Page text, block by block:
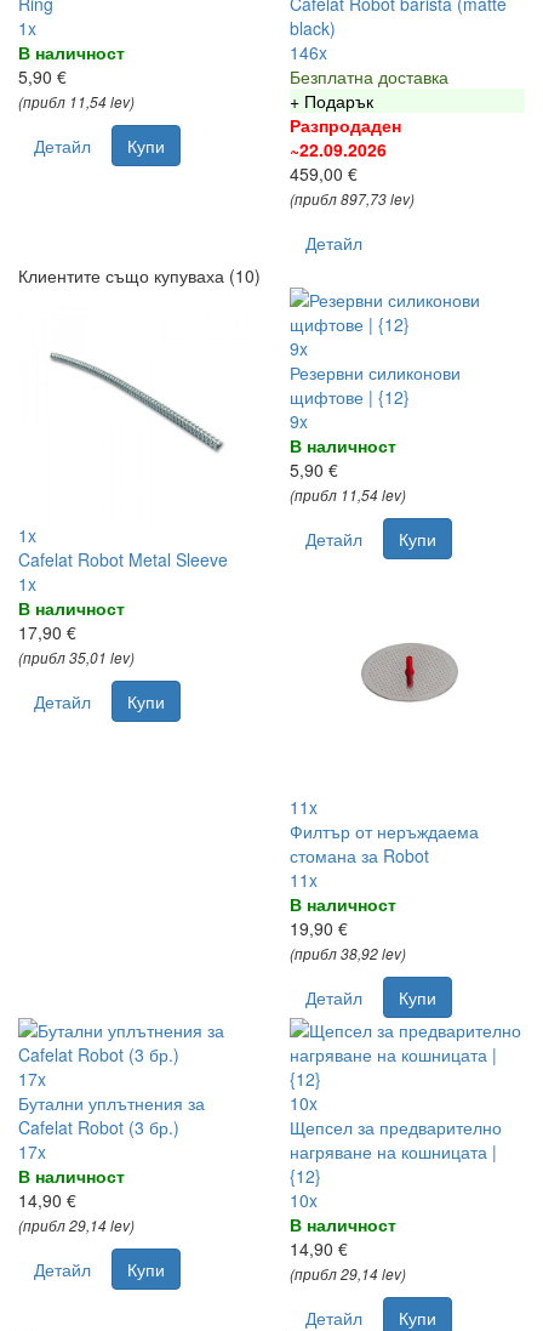
1x
В наличност
5,90 €
(прибл 11,54 lev)
Детайл Купи
black)
146x
Безплатна доставка
+ Подарък
Разпродаден
~22.09.2026
459,00 €
(прибл 897,73 lev)
Детайл
Клиентите също купуваха (10)
1x
Cafelat Robot Metal Sleeve
1x
В наличност
17,90 €
(прибл 35,01 lev)
Детайл Купи
9x
Резервни силиконови
щифтове | {12}
9x
В наличност
5,90 €
(прибл 11,54 lev)
Детайл Купи
11x
Филтър от неръждаема
стомана за Robot
11x
В наличност
19,90 €
(прибл 38,92 lev)
Детайл Купи
17x
Бутални уплътнения за
Cafelat Robot (3 бр.)
17x
В наличност
14,90 €
(прибл 29,14 lev)
Детайл Купи
10x
Щепсел за предварително
нагряване на кошницата |
{12}
10x
В наличност
14,90 €
(прибл 29,14 lev)
Детайл Купи